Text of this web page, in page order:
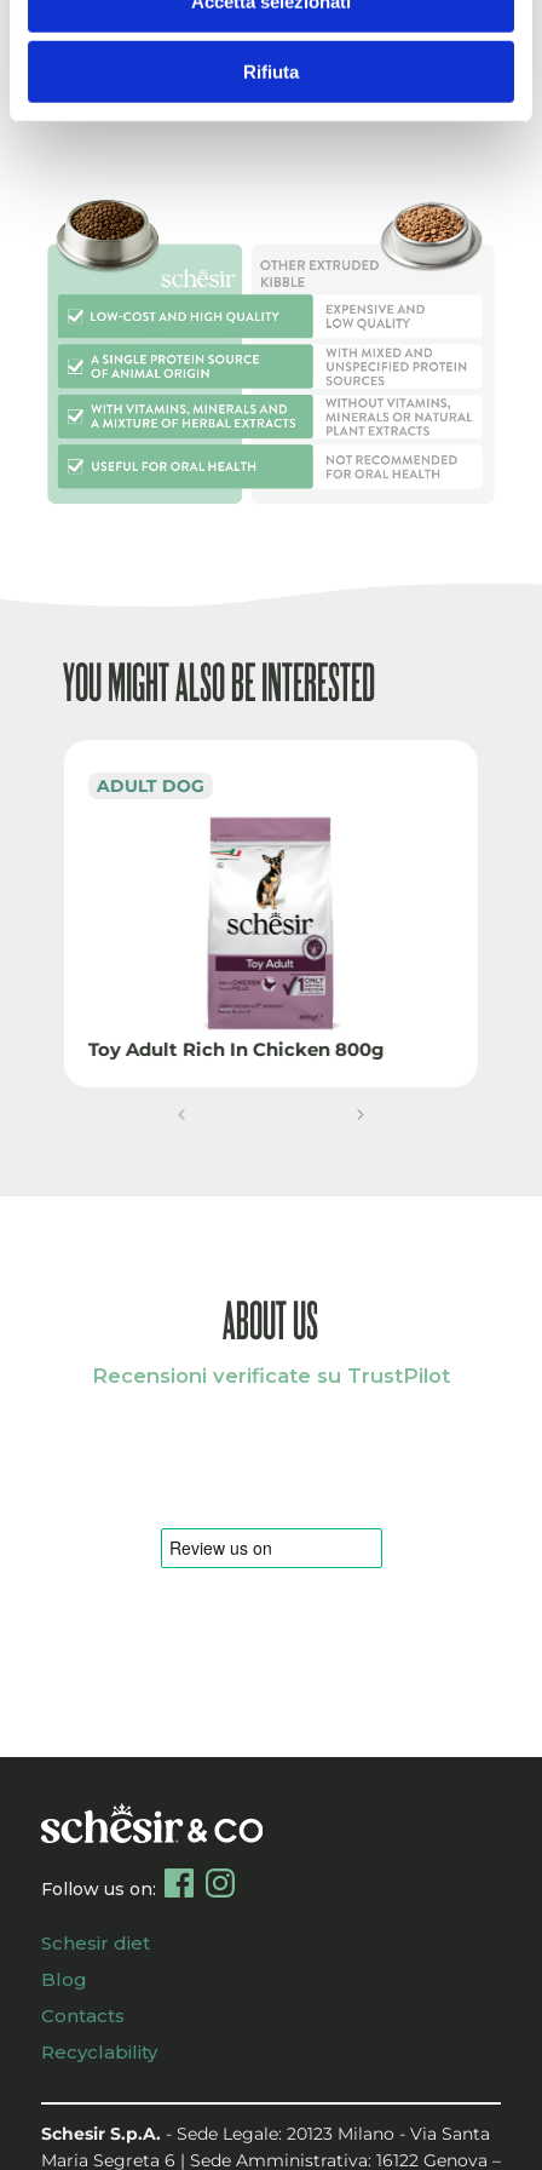
Rifiuta
baked to preserve the vitamins and minerals. A
natural texture and intense taste.
YOU MIGHT ALSO BE INTERESTED
ADULT DOG
Toy Adult Rich In Chicken 800g
ABOUT US
Recensioni verificate su TrustPilot
Follow us on:
Schesir diet
Blog
Contacts
Recyclability
Schesir S.p.A.- Sede Legale: 20123 Milano - Via Santa
Maria Segreta 6 | Sede Amministrativa: 16122 Genova –